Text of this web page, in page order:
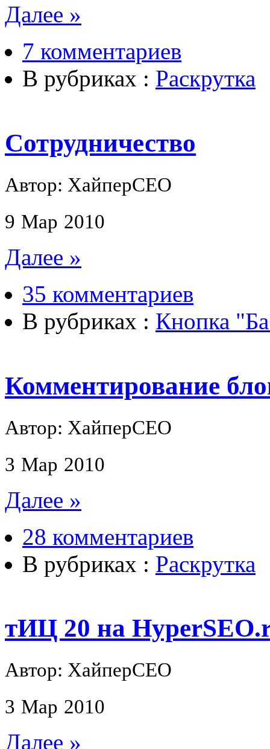
Далее »
7 комментариев
В рубриках : Раскрутка
Сотрудничество
Автор: ХайперСЕО
9 Мар 2010
Далее »
35 комментариев
В рубриках : Кнопка
Комментирование
Автор: ХайперСЕО
3 Мар 2010
Далее »
28 комментариев
В рубриках : Раскрутка
тИЦ 20 на
Автор: ХайперСЕО
3 Мар 2010
Далее »